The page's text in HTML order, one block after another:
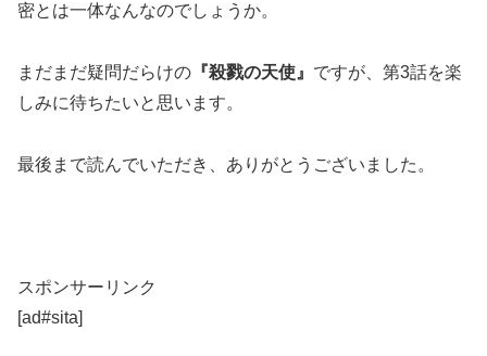
密とは一体なんなのでしょうか。
まだまだ疑問だらけの 『殺戮の天使』 ですが、第3話を楽
しみに待ちたいと思います。
最後まで読んでいただき、ありがとうございました。
スポンサーリンク
[ad#sita]